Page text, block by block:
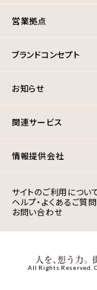
営業拠点
ブランドコンセプト
お知らせ
関連サービス
情報提供会社
サイトのご利用につい
ヘルプ・よくあるご質問
お問い合わせ
All Rights Reserved.